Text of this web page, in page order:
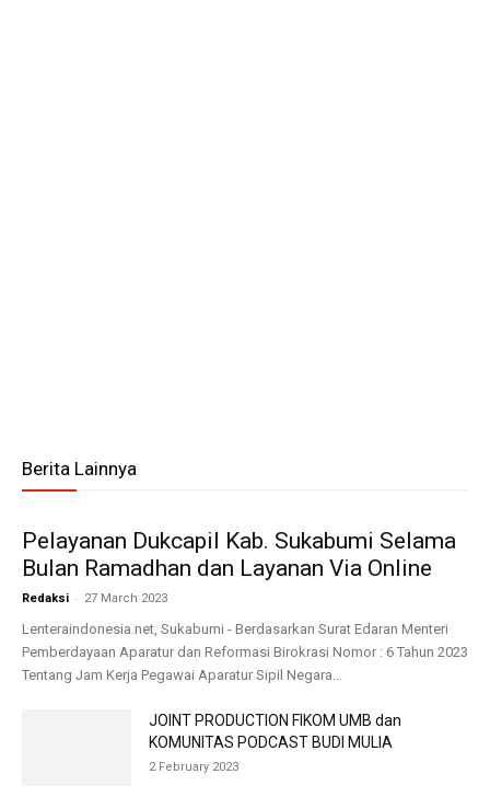
Berita Lainnya
Pelayanan Dukcapil Kab. Sukabumi Selama
Bulan Ramadhan dan Layanan Via Online
Redaksi - 27 March 2023
Lenteraindonesia.net, Sukabumi - Berdasarkan Surat Edaran Menteri
Pemberdayaan Aparatur dan Reformasi Birokrasi Nomor : 6 Tahun 2023
Tentang Jam Kerja Pegawai Aparatur Sipil Negara...
JOINT PRODUCTION FIKOM UMB dan
KOMUNITAS PODCAST BUDI MULIA
2 February 2023